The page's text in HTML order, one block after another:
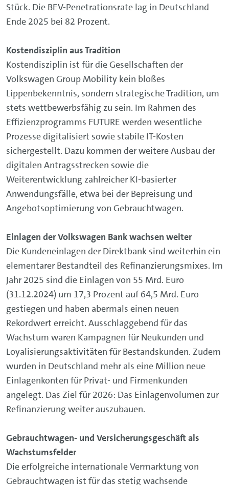
Stück. Die BEV-Penetrationsrate lag in Deutschland
Ende 2025 bei 82 Prozent.
Kostendisziplin aus Tradition
Kostendisziplin ist für die Gesellschaften der
Volkswagen Group Mobility kein bloßes
Lippenbekenntnis, sondern strategische Tradition, um
stets wettbewerbsfähig zu sein. Im Rahmen des
Effizienzprogramms FUTURE werden wesentliche
Prozesse digitalisiert sowie stabile IT-Kosten
sichergestellt. Dazu kommen der weitere Ausbau der
digitalen Antragsstrecken sowie die
Weiterentwicklung zahlreicher KI-basierter
Anwendungsfälle, etwa bei der Bepreisung und
Angebotsoptimierung von Gebrauchtwagen.
Einlagen der Volkswagen Bank wachsen weiter
Die Kundeneinlagen der Direktbank sind weiterhin ein
elementarer Bestandteil des Refinanzierungsmixes. Im
Jahr 2025 sind die Einlagen von 55 Mrd. Euro
(31.12.2024) um 17,3 Prozent auf 64,5 Mrd. Euro
gestiegen und haben abermals einen neuen
Rekordwert erreicht. Ausschlaggebend für das
Wachstum waren Kampagnen für Neukunden und
Loyalisierungsaktivitäten für Bestandskunden. Zudem
wurden in Deutschland mehr als eine Million neue
Einlagenkonten für Privat- und Firmenkunden
angelegt. Das Ziel für 2026: Das Einlagenvolumen zur
Refinanzierung weiter auszubauen.
Gebrauchtwagen- und Versicherungsgeschäft als
Wachstumsfelder
Die erfolgreiche internationale Vermarktung von
Gebrauchtwagen ist für das stetig wachsende